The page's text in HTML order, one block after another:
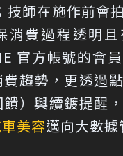
技師在施作前會
消費過程透明
官方帳號的會
趨勢，更透過
饋）與續鍍提醒
美容邁向大數據